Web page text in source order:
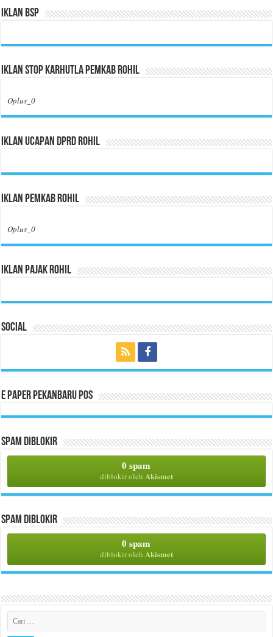
Iklan BSP
Iklan Stop Karhutla Pemkab Rohil
Oplus_0
Iklan Ucapan DPRD Rohil
Iklan Pemkab Rohil
Oplus_0
Iklan Pajak Rohil
Social
E Paper Pekanbaru Pos
Spam Diblokir
0 spam
diblokir oleh Akismet
Spam Diblokir
0 spam
diblokir oleh Akismet